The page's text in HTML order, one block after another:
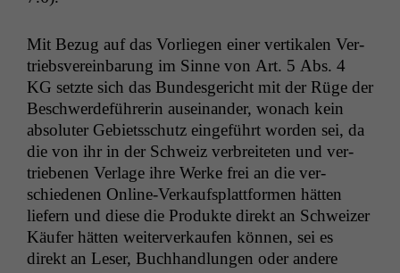
Mit Bezug auf das Vor­liegen ein­er ver­tikalen Ver­
trieb­svere­in­barung im Sinne von Art. 5 Abs. 4
KG set­zte sich das Bun­des­gericht mit der Rüge der
Beschw­erde­führerin auseinan­der, wonach kein
absoluter Gebi­etss­chutz einge­führt wor­den sei, da
die von ihr in der Schweiz ver­bre­it­eten und ver­
triebe­nen Ver­lage ihre Werke frei an die ver­
schiede­nen Online-Verkauf­s­plat­tfor­men hät­ten
liefern und diese die Pro­duk­te direkt an Schweiz­er
Käufer hät­ten weit­er­verkaufen kön­nen, sei es
direkt an Leser, Buch­hand­lun­gen oder andere